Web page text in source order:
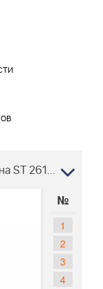
14 РУЧКА Снегоуборщик Хускварна ST 261E 96191003000 2009-09
№
1
2
3
4